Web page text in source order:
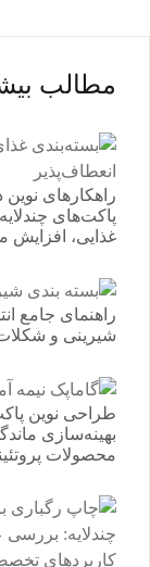
مطالب
راهکارهای
پاکت‌های
غذایی، افزایش
راهنمای جامع
شیرینی و
طراحی نوین
بهینه‌سازی
محصولات